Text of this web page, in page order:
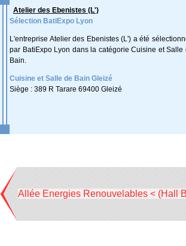
Atelier des Ebenistes (L')
Sélection BatiExpo Lyon
L'entreprise Atelier des Ebenistes (L') a été
par BatiExpo Lyon dans la catégorie Cuisine et Salle
Bain.
Cuisine et Salle de Bain Gleizé
Siège : 389 R Tarare 69400 Gleizé
Allée Energies Renouvelables < (Hall